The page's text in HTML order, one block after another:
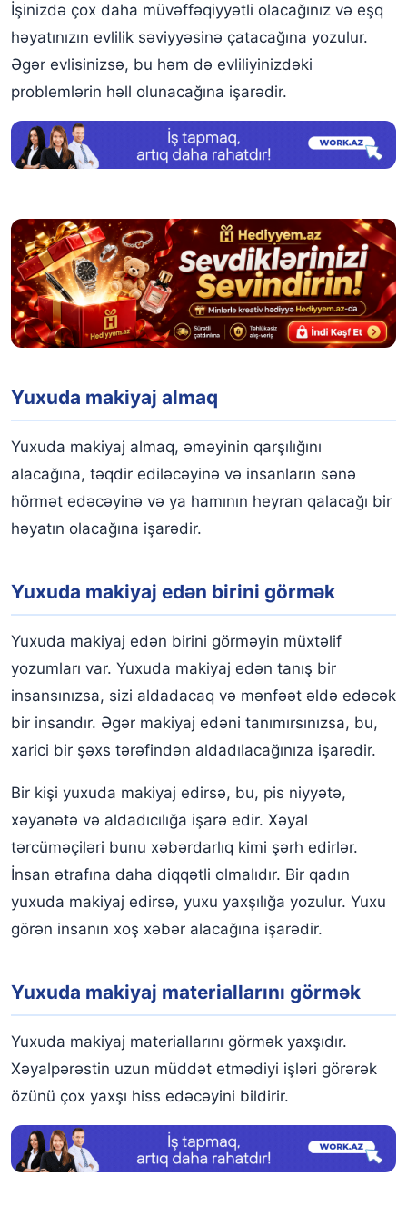
İşinizdə çox daha müvəffəqiyyətli olacağınız və eşq
həyatınızın evlilik səviyyəsinə çatacağına yozulur.
Əgər evlisinizsə, bu həm də evliliyinizdəki
problemlərin həll olunacağına işarədir.
Yuxuda makiyaj almaq
Yuxuda makiyaj almaq, əməyinin qarşılığını
alacağına, təqdir ediləcəyinə və insanların sənə
hörmət edəcəyinə və ya hamının heyran qalacağı bir
həyatın olacağına işarədir.
Yuxuda makiyaj edən birini görmək
Yuxuda makiyaj edən birini görməyin müxtəlif
yozumları var. Yuxuda makiyaj edən tanış bir
insansınızsa, sizi aldadacaq və mənfəət əldə edəcək
bir insandır. Əgər makiyaj edəni tanımırsınızsa, bu,
xarici bir şəxs tərəfindən aldadılacağınıza işarədir.
Bir kişi yuxuda makiyaj edirsə, bu, pis niyyətə,
xəyanətə və aldadıcılığa işarə edir. Xəyal
tərcüməçiləri bunu xəbərdarlıq kimi şərh edirlər.
İnsan ətrafına daha diqqətli olmalıdır. Bir qadın
yuxuda makiyaj edirsə, yuxu yaxşılığa yozulur. Yuxu
görən insanın xoş xəbər alacağına işarədir.
Yuxuda makiyaj materiallarını görmək
Yuxuda makiyaj materiallarını görmək yaxşıdır.
Xəyalpərəstin uzun müddət etmədiyi işləri görərək
özünü çox yaxşı hiss edəcəyini bildirir.